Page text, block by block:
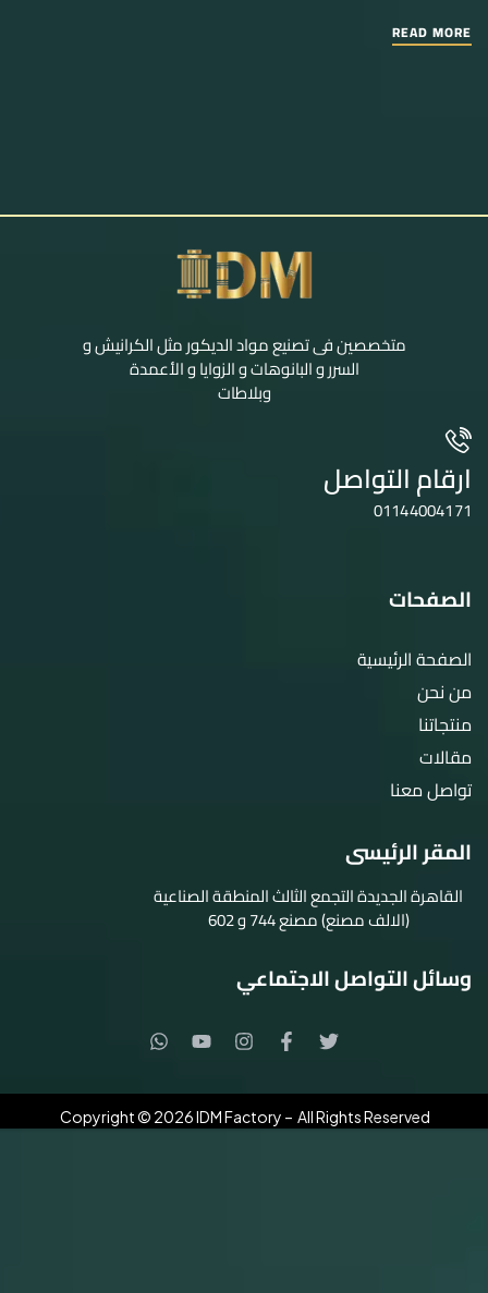
READ MORE
متخصصين فى تصنيع مواد الديكور مثل الكرانيش و
السرر و البانوهات و الزوايا و الأعمدة
وبلاطات
ارقام التواصل
01144004171
الصفحات
الصفحة الرئيسية
من نحن
منتجاتنا
مقالات
تواصل معنا
المقر الرئيسى
القاهرة الجديدة التجمع الثالث المنطقة الصناعية
(الالف مصنع) مصنع 744 و 602
وسائل التواصل الاجتماعي
Copyright © 2026 IDM Factory – All Rights Reserved